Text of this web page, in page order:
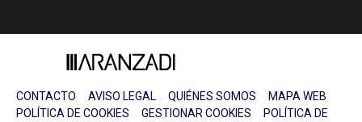
CONTACTO AVISO LEGAL QUIÉNES SOMOS
MAPA WEB
POLÍTICA DE COOKIES
GESTIONAR COOKIES POLÍTICA DE